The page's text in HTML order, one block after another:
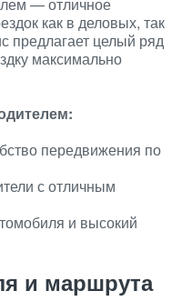
как в деловых, так
предлагает целый ряд
максимально
передвижения по
с отличным
и высокий
и маршрута